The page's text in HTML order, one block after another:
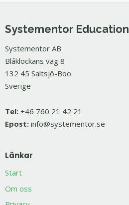
Systementor Education
Systementor AB
Blåklockans väg 8
132 45 Saltsjö-Boo
Sverige
Tel: +46 760 21 42 21
Epost: info@systementor.se
Länkar
Start
Om oss